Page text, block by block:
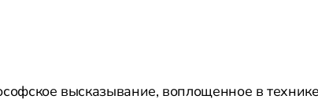
высказывание, воплощенное в